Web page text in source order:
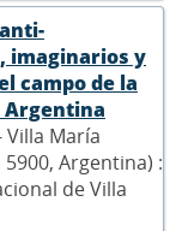
imaginarios y
campo de la
Argentina
Villa María
Argentina) :
de Villa